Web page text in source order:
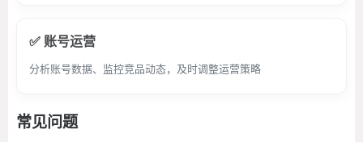
✅ 账号运营
分析账号数据、监控竞品动态，及时调整运营策略
常见问题